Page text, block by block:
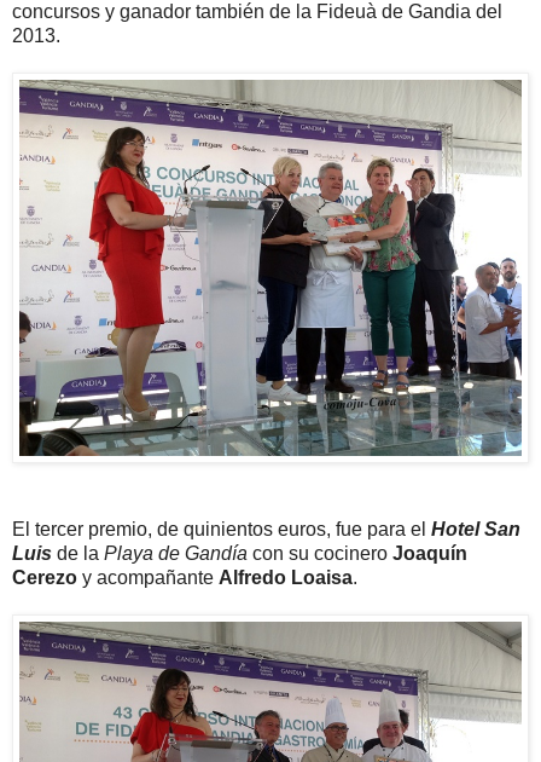
concursos y ganador también de la Fideuà de Gandia del
2013.
El tercer premio, de quinientos euros, fue para el Hotel San
Luis de la Playa de Gandía con su cocinero Joaquín
Cerezo y acompañante Alfredo Loaisa.